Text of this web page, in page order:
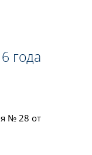
года
№ 28 от